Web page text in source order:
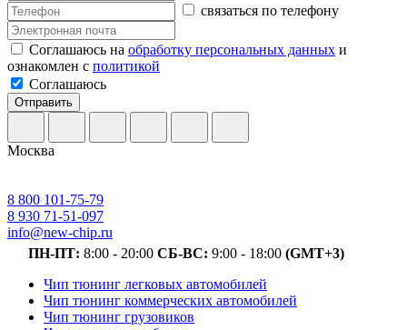
связаться по телефону
Соглашаюсь на обработку персональных данных и
ознакомлен с политикой
Соглашаюсь
Отправить
Москва
8 800 101-75-79
8 930 71-51-097
info@new-chip.ru
ПН-ПТ: 8:00 - 20:00 СБ-ВС: 9:00 - 18:00 (GMT+3)
Чип тюнинг легковых автомобилей
Чип тюнинг коммерческих автомобилей
Чип тюнинг грузовиков